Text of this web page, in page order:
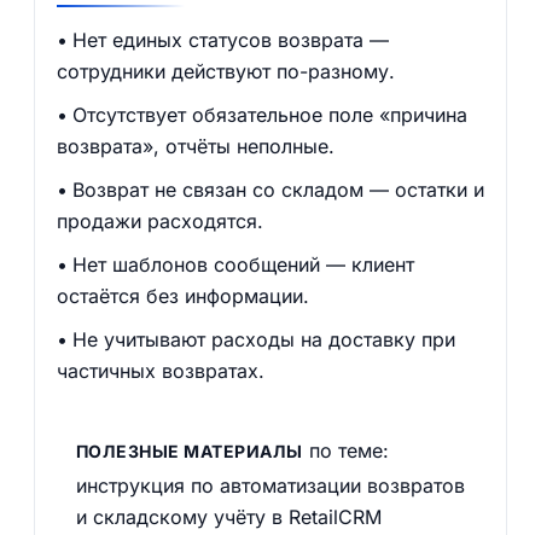
Нет единых статусов возврата —
сотрудники действуют по-разному.
Отсутствует обязательное поле «причина
возврата», отчёты неполные.
Возврат не связан со складом — остатки и
продажи расходятся.
Нет шаблонов сообщений — клиент
остаётся без информации.
Не учитывают расходы на доставку при
частичных возвратах.
ПОЛЕЗНЫЕ МАТЕРИАЛЫ по теме:
инструкция по автоматизации возвратов
и складскому учёту в RetailCRM